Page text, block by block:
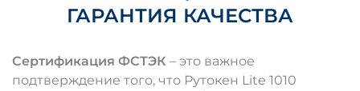
ГАРАНТИЯ КАЧЕСТВА
Сертификация ФСТЭК – это важное
подтверждение того, что Рутокен Lite 1010